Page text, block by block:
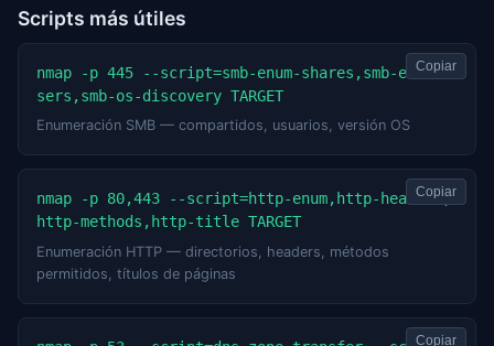
Scripts más útiles
nmap -p 445 --script=smb-enum-shares,smb-enum-u
sers,smb-os-discovery TARGET
Enumeración SMB — compartidos, usuarios, versión OS
Copiar
nmap -p 80,443 --script=http-enum,http-headers,
http-methods,http-title TARGET
Enumeración HTTP — directorios, headers, métodos
permitidos, títulos de páginas
Copiar
Copiar